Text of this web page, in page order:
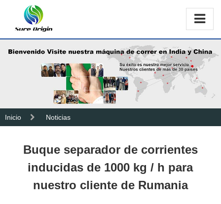
Inicio Noticias
Buque separador de corrientes
inducidas de 1000 kg / h para
nuestro cliente de Rumania